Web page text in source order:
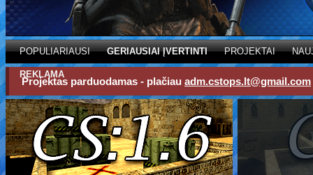
POPULIARIAUSI GERIAUSIAI ĮVERTINTI PROJEKTAI
REKLAMA
Projektas parduodamas - plačiau adm.cstops.lt@gmail.com